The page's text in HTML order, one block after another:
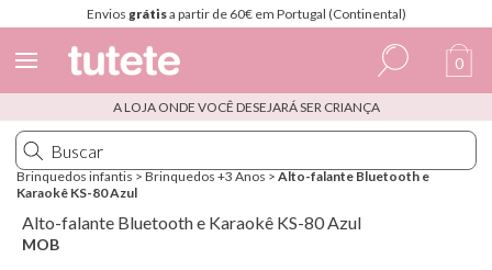
Envios grátisa partir de 60€ em Portugal (Continental)
Espanhol
Italiano
Inglês
0
A LOJA ONDE VOCÊ DESEJARÁ SER CRIANÇA
Brinquedos infantis > Brinquedos +3 Anos > Alto-falante Bluetooth e
Karaokê KS-80 Azul
Alto-falante Bluetooth e Karaokê KS-80 Azul
MOB